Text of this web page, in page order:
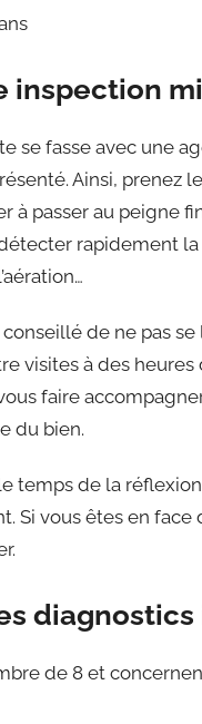
inspection
se fasse avec une
Ainsi, prenez
à passer au peigne
rapidement la
conseillé de ne pas
visites à des
faire
du bien.
temps de la
Si vous êtes en face
de 8 et